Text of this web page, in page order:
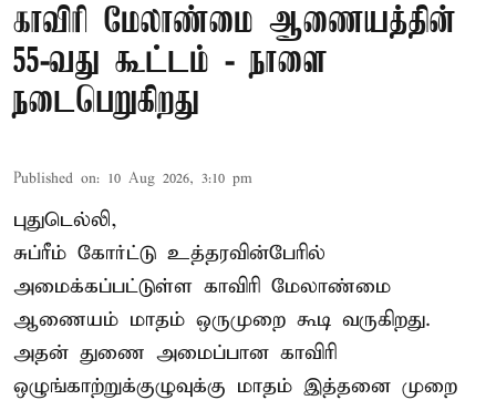
காவிரி மேலாண்மை ஆணையத்தின்
55-வது கூட்டம் - நாளை
நடைபெறுகிறது
Published on: 10 Aug 2026, 3:10 pm
புதுடெல்லி,
சுப்ரீம் கோர்ட்டு உத்தரவின்பேரில்
அமைக்கப்பட்டுள்ள காவிரி மேலாண்மை
ஆணையம் மாதம் ஒருமுறை கூடி வருகிறது.
அதன் துணை அமைப்பான காவிரி
ஒழுங்காற்றுக்குழுவுக்கு மாதம் இத்தனை முறை